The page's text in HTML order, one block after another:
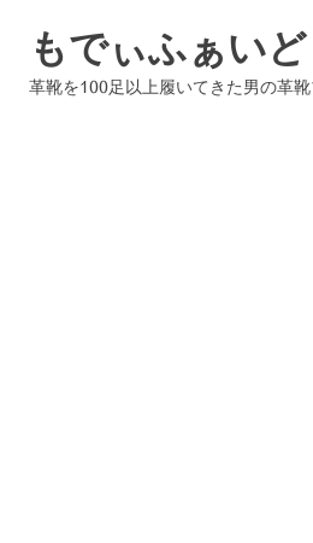
もでぃふぁいど
革靴を100足以上履いてきた男の革